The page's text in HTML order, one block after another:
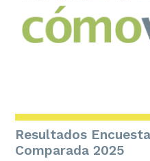
Resultados
Comparada 2025